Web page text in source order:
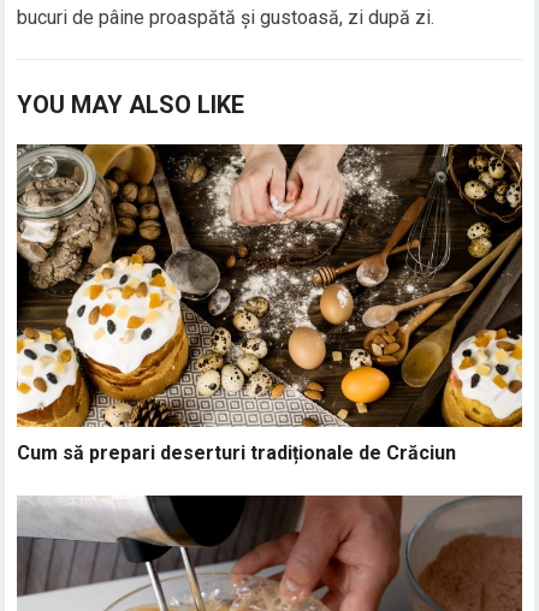
bucuri de pâine proaspătă și gustoasă, zi după zi.
YOU MAY ALSO LIKE
Cum să prepari deserturi tradiționale de Crăciun